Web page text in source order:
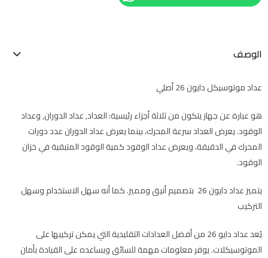
الوصف
عداد موتوسيكل دايون 26 أصلي
هو عبارة عن جهاز يتكون من ثلاثة أجزاء رئيسية: العداد, عداد الدوران, وعداد
الوقود. يعرض العداد سرعة المحرك، بينما يعرض عداد الدوران عدد دورات
المحرك في الدقيقة، ويعرض عداد الوقود كمية الوقود المتبقية في خزان
الوقود.
يتميز عداد دايون 26 بتصميم أنيق ومميز. كما أنه سهل الاستخدام وسهل
التركيب
يُعد عداد دايو 26 من أفضل العدادات التقليدية التي يمكن تركيبها على
الموتوسيكلات. يوفر معلومات مهمة للسائق ويساعده على القيادة بأمان